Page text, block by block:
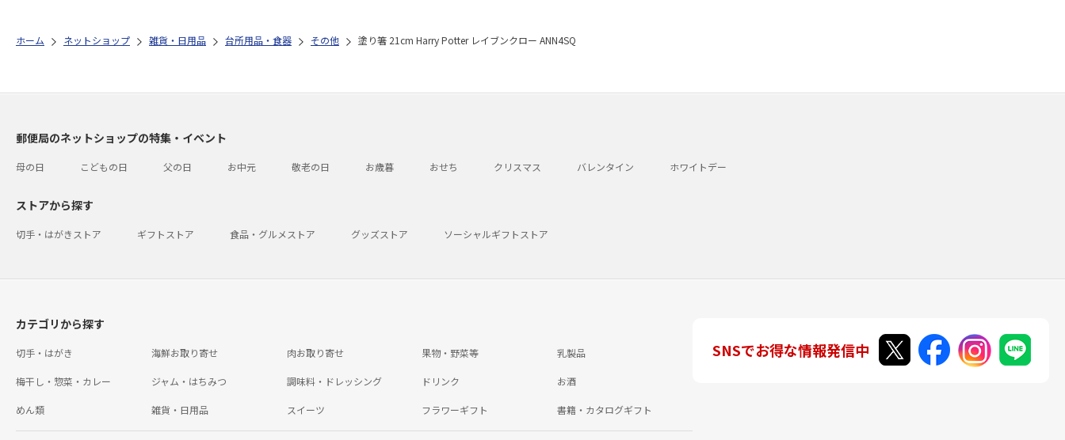
ホーム ネットショップ 雑貨・日用品 台所用品・食器 その他 塗り箸 21cm Harry Potter レイブンクロー ANN4SQ
郵便局のネットショップの特集・イベント
母の日 こどもの日 父の日 お中元 敬老の日 お歳暮 おせち クリスマス バレンタイン ホワイトデー
ストアから探す
切手・はがきストア ギフトストア 食品・グルメストア グッズストア ソーシャルギフトストア
カテゴリから探す
切手・はがき 海鮮お取り寄せ 肉お取り寄せ 果物・野菜等 乳製品
梅干し・惣菜・カレー ジャム・はちみつ 調味料・ドレッシング ドリンク お酒
めん類 雑貨・日用品 スイーツ フラワーギフト 書籍・カタログギフト
SNSでお得な情報発信中